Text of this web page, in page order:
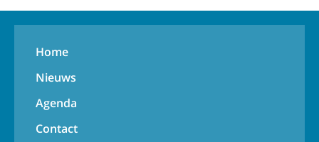
Home
Nieuws
Agenda
Contact